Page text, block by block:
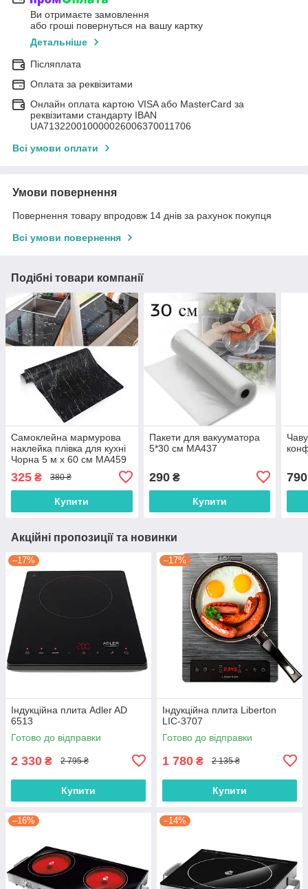
Ви отримаєте замовлення
або гроші повернуться на вашу картку
Детальніше
Післяплата
Оплата за реквізитами
Онлайн оплата картою VISA або MasterCard за
реквізитами стандарту IBAN
UA713220010000026006370011706
Всі умови оплати
Умови повернення
Повернення товару впродовж 14 днів за рахунок покупця
Всі умови повернення
Подібні товари компанії
Самоклейна мармурова
наклейка плівка для кухні
Чорна 5 м х 60 см MA459
325 ₴ 380 ₴
Купити
Пакети для вакууматора
5*30 см MA437
290₴
Купити
790
Акційні пропозиції та новинки
–17%
Індукційна плита Adler AD
6513
Готово до відправки
2 330 ₴ 2 795 ₴
Купити
–17%
Індукційна плита Liberton
LIC-3707
Готово до відправки
1 780 ₴ 2 135 ₴
Купити
–16% –14%